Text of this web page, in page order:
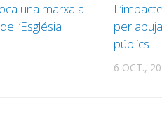
una marxa a
l’Església
per
públics
6 OCT.,